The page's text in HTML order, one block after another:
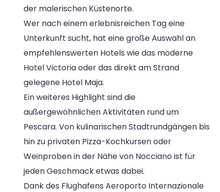
der malerischen Küstenorte.
Wer nach einem erlebnisreichen Tag eine
Unterkunft sucht, hat eine große Auswahl an
empfehlenswerten Hotels wie das moderne
Hotel Victoria oder das direkt am Strand
gelegene Hotel Maja.
Ein weiteres Highlight sind die
außergewöhnlichen Aktivitäten rund um
Pescara. Von kulinarischen Stadtrundgängen bis
hin zu privaten Pizza-Kochkursen oder
Weinproben in der Nähe von Nocciano ist für
jeden Geschmack etwas dabei.
Dank des Flughafens Aeroporto Internazionale